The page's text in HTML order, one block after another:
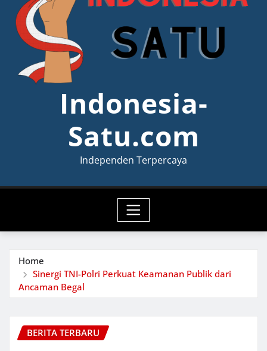
Indonesia-
Satu.com
Independen Terpercaya
Home
Sinergi TNI-Polri Perkuat Keamanan Publik dari
Ancaman Begal
BERITA TERBARU